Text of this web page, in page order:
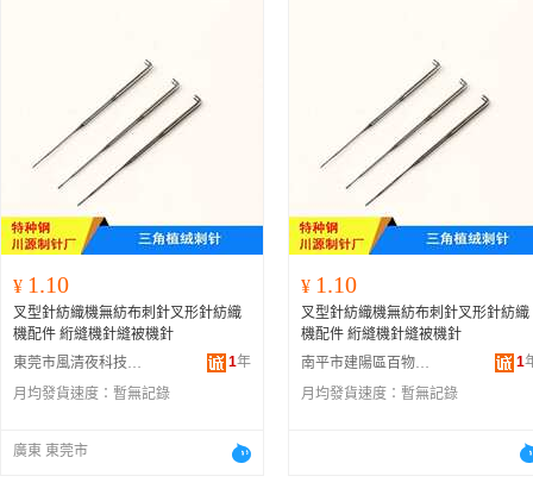
¥ 1.10
叉型針紡織機無紡布刺針叉形針紡織
機配件 絎縫機針縫被機針
東莞市風清夜科技有限公司
1年
月均發貨速度： 暫無記錄
廣東 東莞市
¥ 1.10
叉型針紡織機無紡布刺針叉形針紡織
機配件 絎縫機針縫被機針
南平市建陽區百物優百貨商行
1
月均發貨速度： 暫無記錄